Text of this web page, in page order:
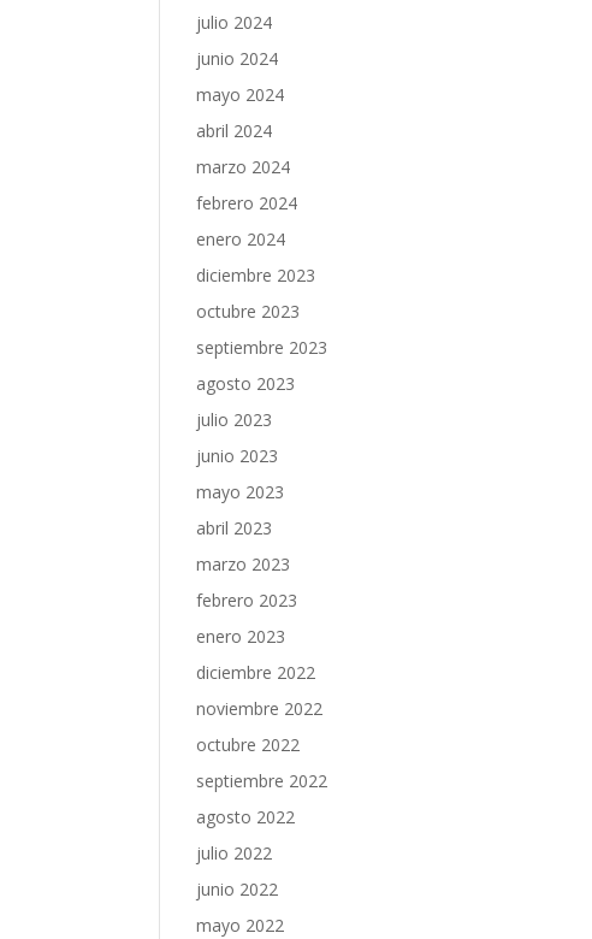
julio 2024
junio 2024
mayo 2024
abril 2024
marzo 2024
febrero 2024
enero 2024
diciembre 2023
octubre 2023
septiembre 2023
agosto 2023
julio 2023
junio 2023
mayo 2023
abril 2023
marzo 2023
febrero 2023
enero 2023
diciembre 2022
noviembre 2022
octubre 2022
septiembre 2022
agosto 2022
julio 2022
junio 2022
mayo 2022